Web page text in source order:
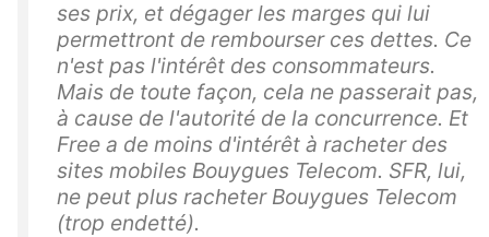
ses prix, et dégager les marges qui lui
permettront de rembourser ces dettes. Ce
n'est pas l'intérêt des consommateurs.
Mais de toute façon, cela ne passerait pas,
à cause de l'autorité de la concurrence. Et
Free a de moins d'intérêt à racheter des
sites mobiles Bouygues Telecom. SFR, lui,
ne peut plus racheter Bouygues Telecom
(trop endetté).